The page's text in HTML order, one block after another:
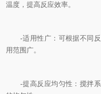
温度，提高反应效率。
-适用性广：可根据不同反
用范围广。
-提高反应均匀性：搅拌系